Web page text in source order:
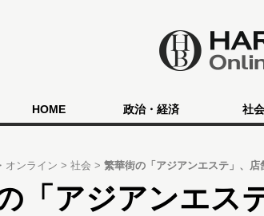
HOME 政治・経済 社会
オンライン 社会 繁華街の「アジアンエステ」、
「アジアンエス